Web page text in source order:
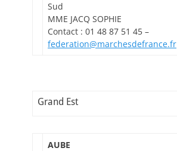
Sud
MME JACQ SOPHIE
Contact : 01 48 87 51 45 –
federation@marchesdefrance.fr
Grand Est
AUBE